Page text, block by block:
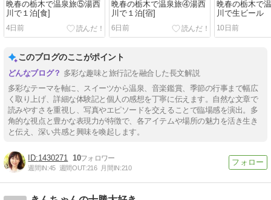
晩春の栃木で温泉旅⑤湯西
川で１泊[食]
4日前
晩春の栃木で温泉旅④湯西
川で１泊[宿]
6日前
晩春の栃木で
川で生ビール
10日前
このブログのここがポイント
多彩な趣味と旅行記を融合した長文解説
多彩なテーマを軸に、スイーツから温泉、音楽鑑賞、季節の行事まで幅広
く取り上げ、詳細な体験記と個人の感想を丁寧に伝えます。自然な文章で
読みやすさを重視し、写真やエピソードを交えることで臨場感を演出。多
角的な視点と豊かな表現力が特徴で、各アイテムや場所の魅力を活き生き
と伝え、深い共感と興味を喚起します。
1430271 10
週間IN:45 週間OUT:216 月間IN:210